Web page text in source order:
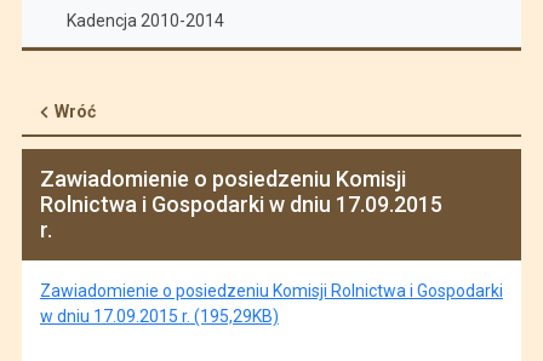
Kadencja 2010-2014
Wróć
Zawiadomienie o posiedzeniu Komisji
Rolnictwa i Gospodarki w dniu 17.09.2015
r.
Zawiadomienie o posiedzeniu Komisji Rolnictwa i Gospodarki
w dniu 17.09.2015 r. (195,29KB)